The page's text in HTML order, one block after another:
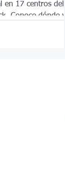
en 17 centros del
Conoce dónde y